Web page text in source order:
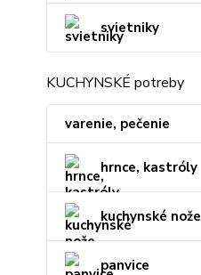
svietniky
KUCHYNSKÉ potreby
varenie, pečenie
hrnce, kastróly
kuchynské nože
panvice